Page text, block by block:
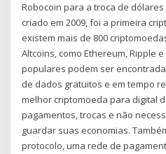
Robocoin para a troca de
criado em 2009, foi a primeira
existem mais de 800
Altcoins, como Ethereum, Ripple
populares podem ser
de dados gratuitos e em tempo
melhor criptomoeda para digital
pagamentos, trocas e não
guardar suas economias.
protocolo, uma rede de